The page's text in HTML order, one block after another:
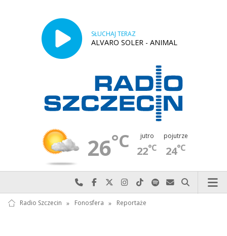
SŁUCHAJ TERAZ
ALVARO SOLER - ANIMAL
26°C jutro
22°C
pojutrze
24°C
Najlepiej po prostu do nas zadzwoń
Odwiedź nas na Facebook-u
Odwiedź nas na X
Odwiedź nas na Instagram-ie
Odwiedź nas na TikTok-u
Szukaj nas na Spotify
Wyślij do nas
Szukaj
Radio Szczecin » Fonosfera » Reportaże